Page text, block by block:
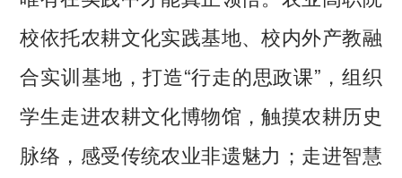
校依托农耕文化实践基地、校内外产教融
合实训基地，打造“行走的思政课”，组织
学生走进农耕文化博物馆，触摸农耕历史
脉络，感受传统农业非遗魅力；走进智慧